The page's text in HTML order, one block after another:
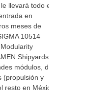
llevará todo el
en
meses de
10514
Shipyards,
módulos, dos
(propulsión y
en México